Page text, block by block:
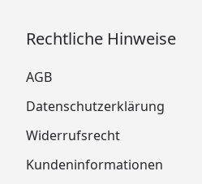
Rechtliche Hinweise
AGB
Datenschutzerklärung
Widerrufsrecht
Kundeninformationen